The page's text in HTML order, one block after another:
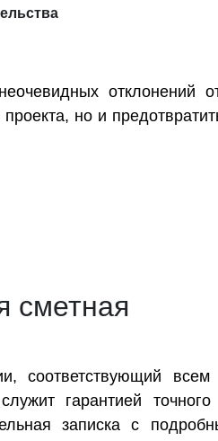
отклонений
но и
сметная
соответствующий всем
гарантией точного
записка с